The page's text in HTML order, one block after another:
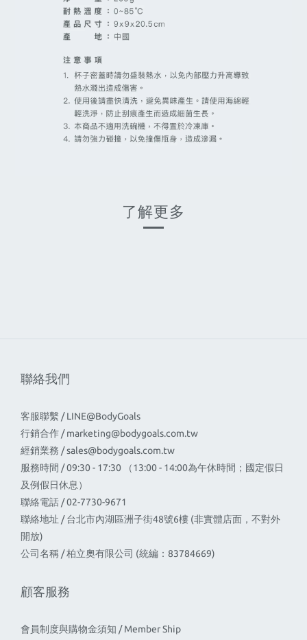
了解更多
聯絡我們
客服聯繫 / LINE@BodyGoals
行銷合作 /marketing@bodygoals.com.tw
經銷業務 /sales@bodygoals.com.tw
服務時間 / 09:30 - 17:30 （13:00 - 14:00為午休時間；國定假日
及例假日休息）
聯絡電話 / 02-7730-9671
聯絡地址 / 台北市內湖區洲子街48號6樓 (非實體店面，不對外
開放)
公司名稱 / 柏立奧有限公司 (統編：83784669)
顧客服務
會員制度與購物金須知 / Member Ship